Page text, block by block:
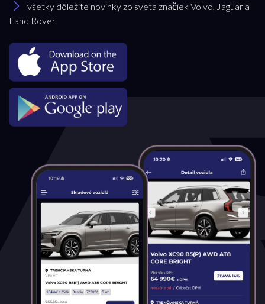
všetky dôležité novinky zo sveta značiek Volvo, Jaguar a
Land Rover